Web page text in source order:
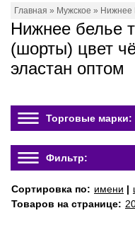
Главная » Мужское » Нижнее
Нижнее белье
(шорты) цвет
эластан оптом
Торговые марки:
Фильтр:
Сортировка по: имени |
Товаров на странице: